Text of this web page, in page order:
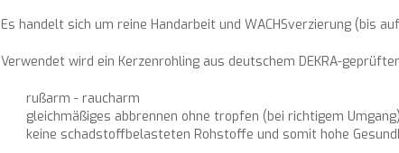
Es handelt sich um reine Handarbeit und WACHSverzierung (bis
Verwendet wird ein Kerzenrohling aus deutschem DEKRA-
rußarm - raucharm
gleichmäßiges abbrennen ohne tropfen (bei richtigem Umgang)
keine schadstoffbelasteten Rohstoffe und somit hohe